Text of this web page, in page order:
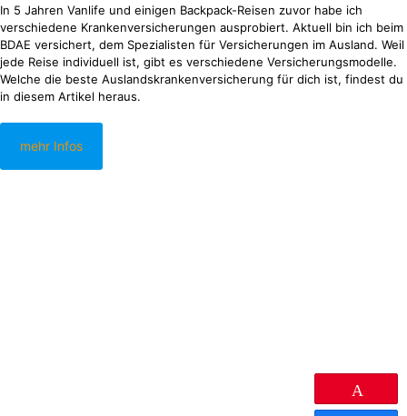
In 5 Jahren Vanlife und einigen Backpack-Reisen zuvor habe ich
verschiedene Krankenversicherungen ausprobiert. Aktuell bin ich beim
BDAE versichert, dem Spezialisten für Versicherungen im Ausland. Weil
jede Reise individuell ist, gibt es verschiedene Versicherungsmodelle.
Welche die beste Auslandskrankenversicherung für dich ist, findest du
in diesem Artikel heraus.
mehr Infos